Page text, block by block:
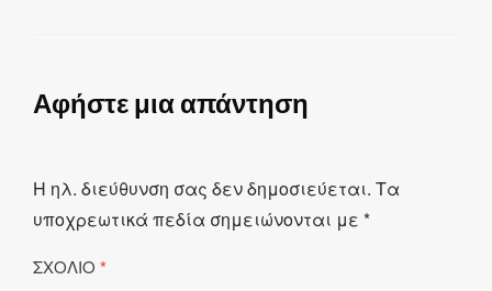
Αφήστε μια απάντηση
Η ηλ. διεύθυνση σας δεν δημοσιεύεται. Τα
υποχρεωτικά πεδία σημειώνονται με *
ΣΧΌΛΙΟ *